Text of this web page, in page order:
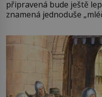
připravená bude ještě
znamená jednoduše
pře hned několik
Francie, kde se traduje,